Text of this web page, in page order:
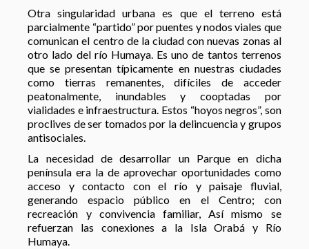
Otra singularidad urbana es que el terreno está
parcialmente “partido” por puentes y nodos viales que
comunican el centro de la ciudad con nuevas zonas al
otro lado del río Humaya. Es uno de tantos terrenos
que se presentan típicamente en nuestras ciudades
como tierras remanentes, difíciles de acceder
peatonalmente, inundables y cooptadas por
vialidades e infraestructura. Estos “hoyos negros”, son
proclives de ser tomados por la delincuencia y grupos
antisociales.
La necesidad de desarrollar un Parque en dicha
península era la de aprovechar oportunidades como
acceso y contacto con el río y paisaje fluvial,
generando espacio público en el Centro; con
recreación y convivencia familiar, Así mismo se
refuerzan las conexiones a la Isla Orabá y Río
Humaya.